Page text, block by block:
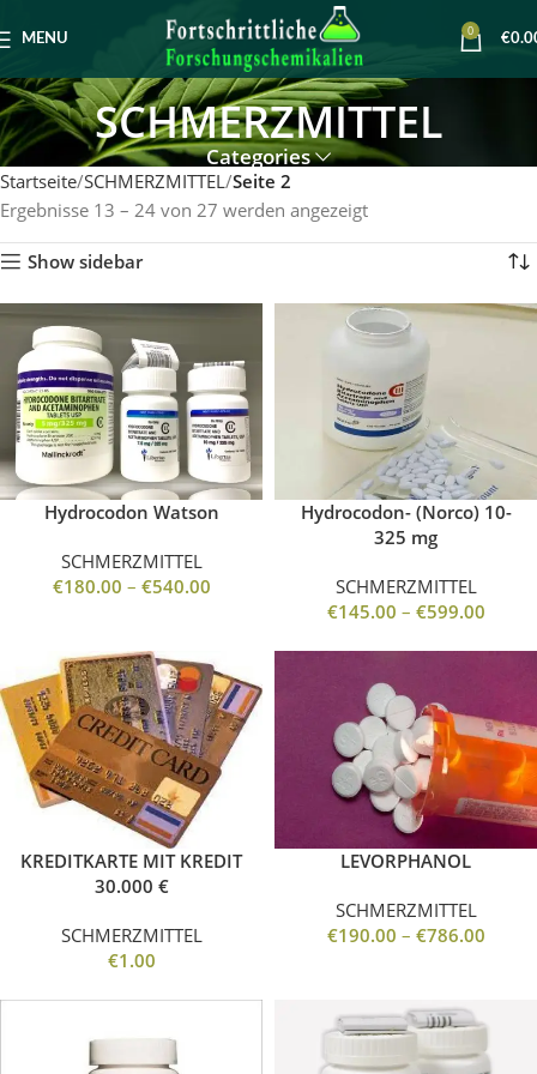
MENU
0
€
SCHMERZMITTEL
Categories
Startseite SCHMERZMITTEL Seite 2
Ergebnisse 13 – 24 von 27 werden angezeigt
Show sidebar
Hydrocodon Watson
SCHMERZMITTEL
€180.00 – €540.00
Hydrocodon- (Norco) 10-
325 mg
SCHMERZMITTEL
€145.00 – €599.00
KREDITKARTE MIT KREDIT
30.000 €
SCHMERZMITTEL
€1.00
LEVORPHANOL
SCHMERZMITTEL
€190.00 – €786.00